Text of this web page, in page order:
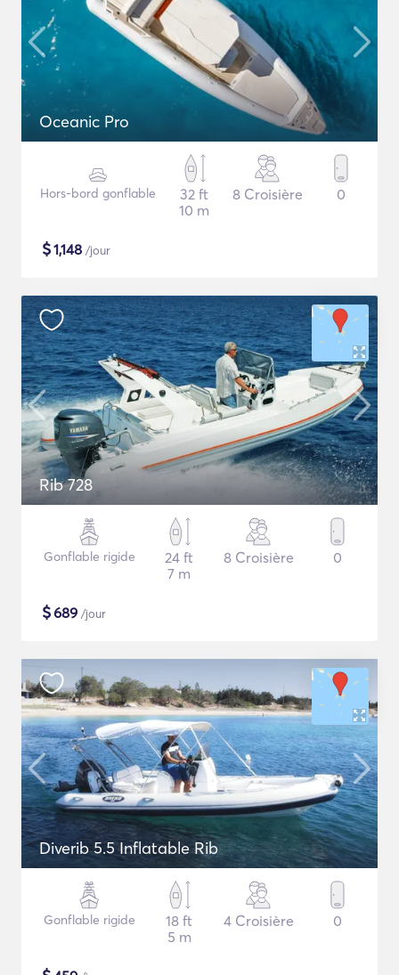
Oceanic Pro
Hors-bord gonflable
32 ft
10 m
8 Croisière 0
$1,148 /jour
Rib 728
Gonflable rigide
24 ft
7 m
8 Croisière 0
$689 /jour
Diverib 5.5 Inflatable Rib
Gonflable rigide
18 ft
5 m
4 Croisière 0